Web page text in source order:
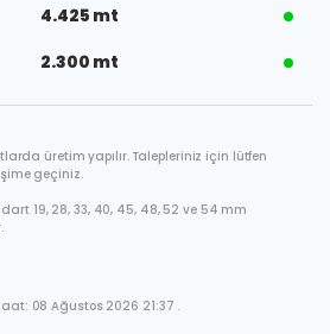
4.425 mt
2.300 mt
üretim yapılır. Talepleriniz için lütfen
geçiniz.
19, 28, 33, 40, 45, 48, 52 ve 54 mm
08 Ağustos 2026 21:37 .